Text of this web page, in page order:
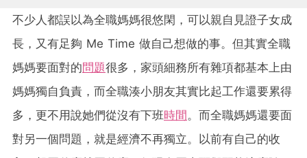
不少人都誤以為全職媽媽很悠閑，可以親自見證子女成
長，又有足夠 Me Time 做自己想做的事。但其實全職
媽媽要面對的問題很多，家頭細務所有雜項都基本上由
媽媽獨自負責，而全職湊小朋友其實比起工作還要累得
多，更不用說她們從沒有下班時間。而全職媽媽還要面
對另一個問題，就是經濟不再獨立。以前有自己的收